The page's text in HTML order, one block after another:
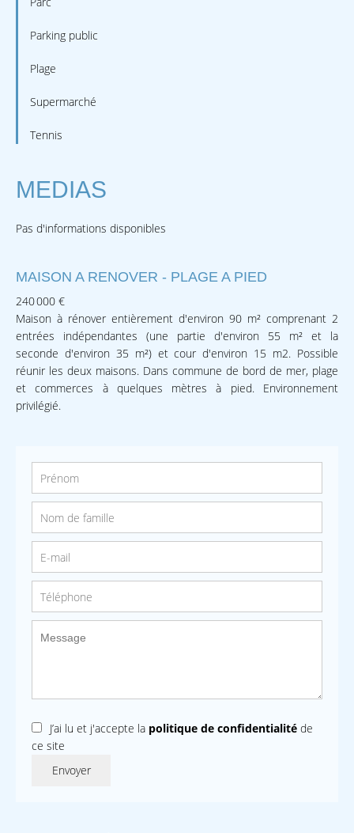
Parking public
Plage
Supermarché
Tennis
MEDIAS
Pas d'informations disponibles
MAISON A RENOVER - PLAGE A PIED
240 000 €
Maison à rénover entièrement d'environ 90 m² comprenant 2
entrées indépendantes (une partie d'environ 55 m² et la
seconde d'environ 35 m²) et cour d'environ 15 m2. Possible
réunir les deux maisons. Dans commune de bord de mer, plage
et commerces à quelques mètres à pied. Environnement
privilégié.
J’ai lu et j'accepte la politique de confidentialité de
ce site
Envoyer